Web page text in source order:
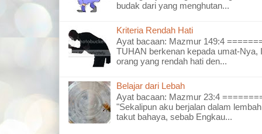
budak dari yang menghutan...
Kriteria Rendah Hati
Ayat bacaan: Mazmur 149:4
TUHAN berkenan kepada umat-Nya,
orang yang rendah hati den...
Belajar dari Lebah
Ayat bacaan: Mazmur 23:4
"Sekalipun aku berjalan dalam
takut bahaya, sebab Engkau...